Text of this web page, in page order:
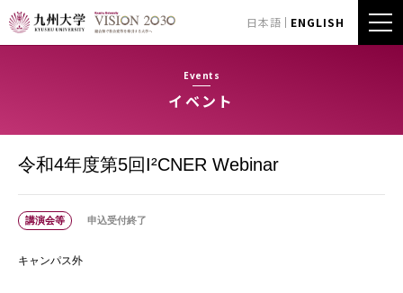
日本語 ENGLISH
Events
イベント
令和4年度第5回I²CNER Webinar
講演会等 申込受付終了
キャンパス外